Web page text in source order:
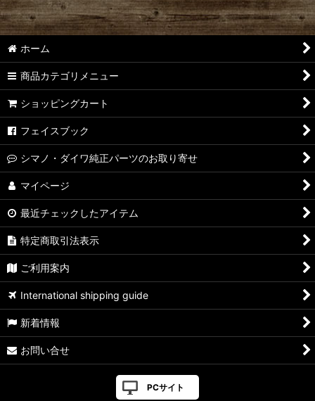
ホーム
商品カテゴリメニュー
ショッピングカート
フェイスブック
シマノ・ダイワ純正パーツのお取り寄せ
マイページ
最近チェックしたアイテム
特定商取引法表示
ご利用案内
International shipping guide
新着情報
お問い合せ
PCサイト